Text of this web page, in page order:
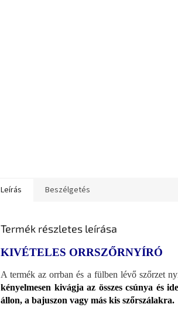
Leírás Beszélgetés
Termék részletes leírása
KIVÉTELES ORRSZŐRNYÍRÓ
A termék az orrban és a fülben lévő szőrzet
kényelmesen kivágja az összes csúnya és
állon, a bajuszon vagy más kis szőrszálakra.